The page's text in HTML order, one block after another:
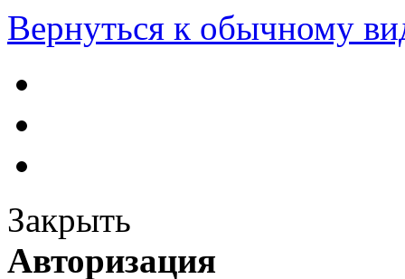
Вернуться к обычному
Закрыть
Авторизация